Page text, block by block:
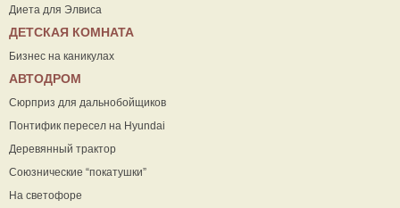
Диета для Элвиса
ДЕТСКАЯ КОМНАТА
Бизнес на каникулах
АВТОДРОМ
Сюрприз для дальнобойщиков
Понтифик пересел на Hyundai
Деревянный трактор
Союзнические “покатушки”
На светофоре